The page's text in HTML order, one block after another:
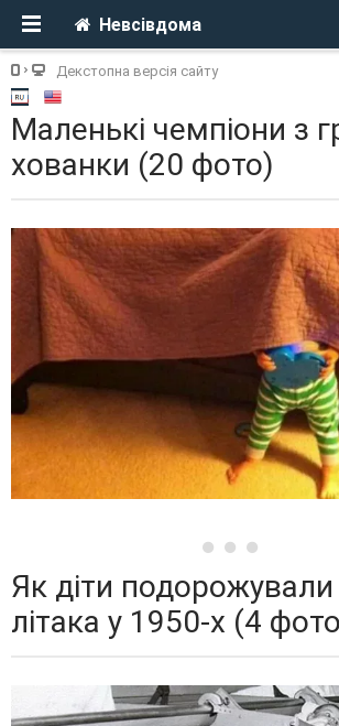
Невсівдома
Декстопна версія сайту
Маленькі чемпіони з
хованки (20 фото)
Як діти
літака у 1950-х (4